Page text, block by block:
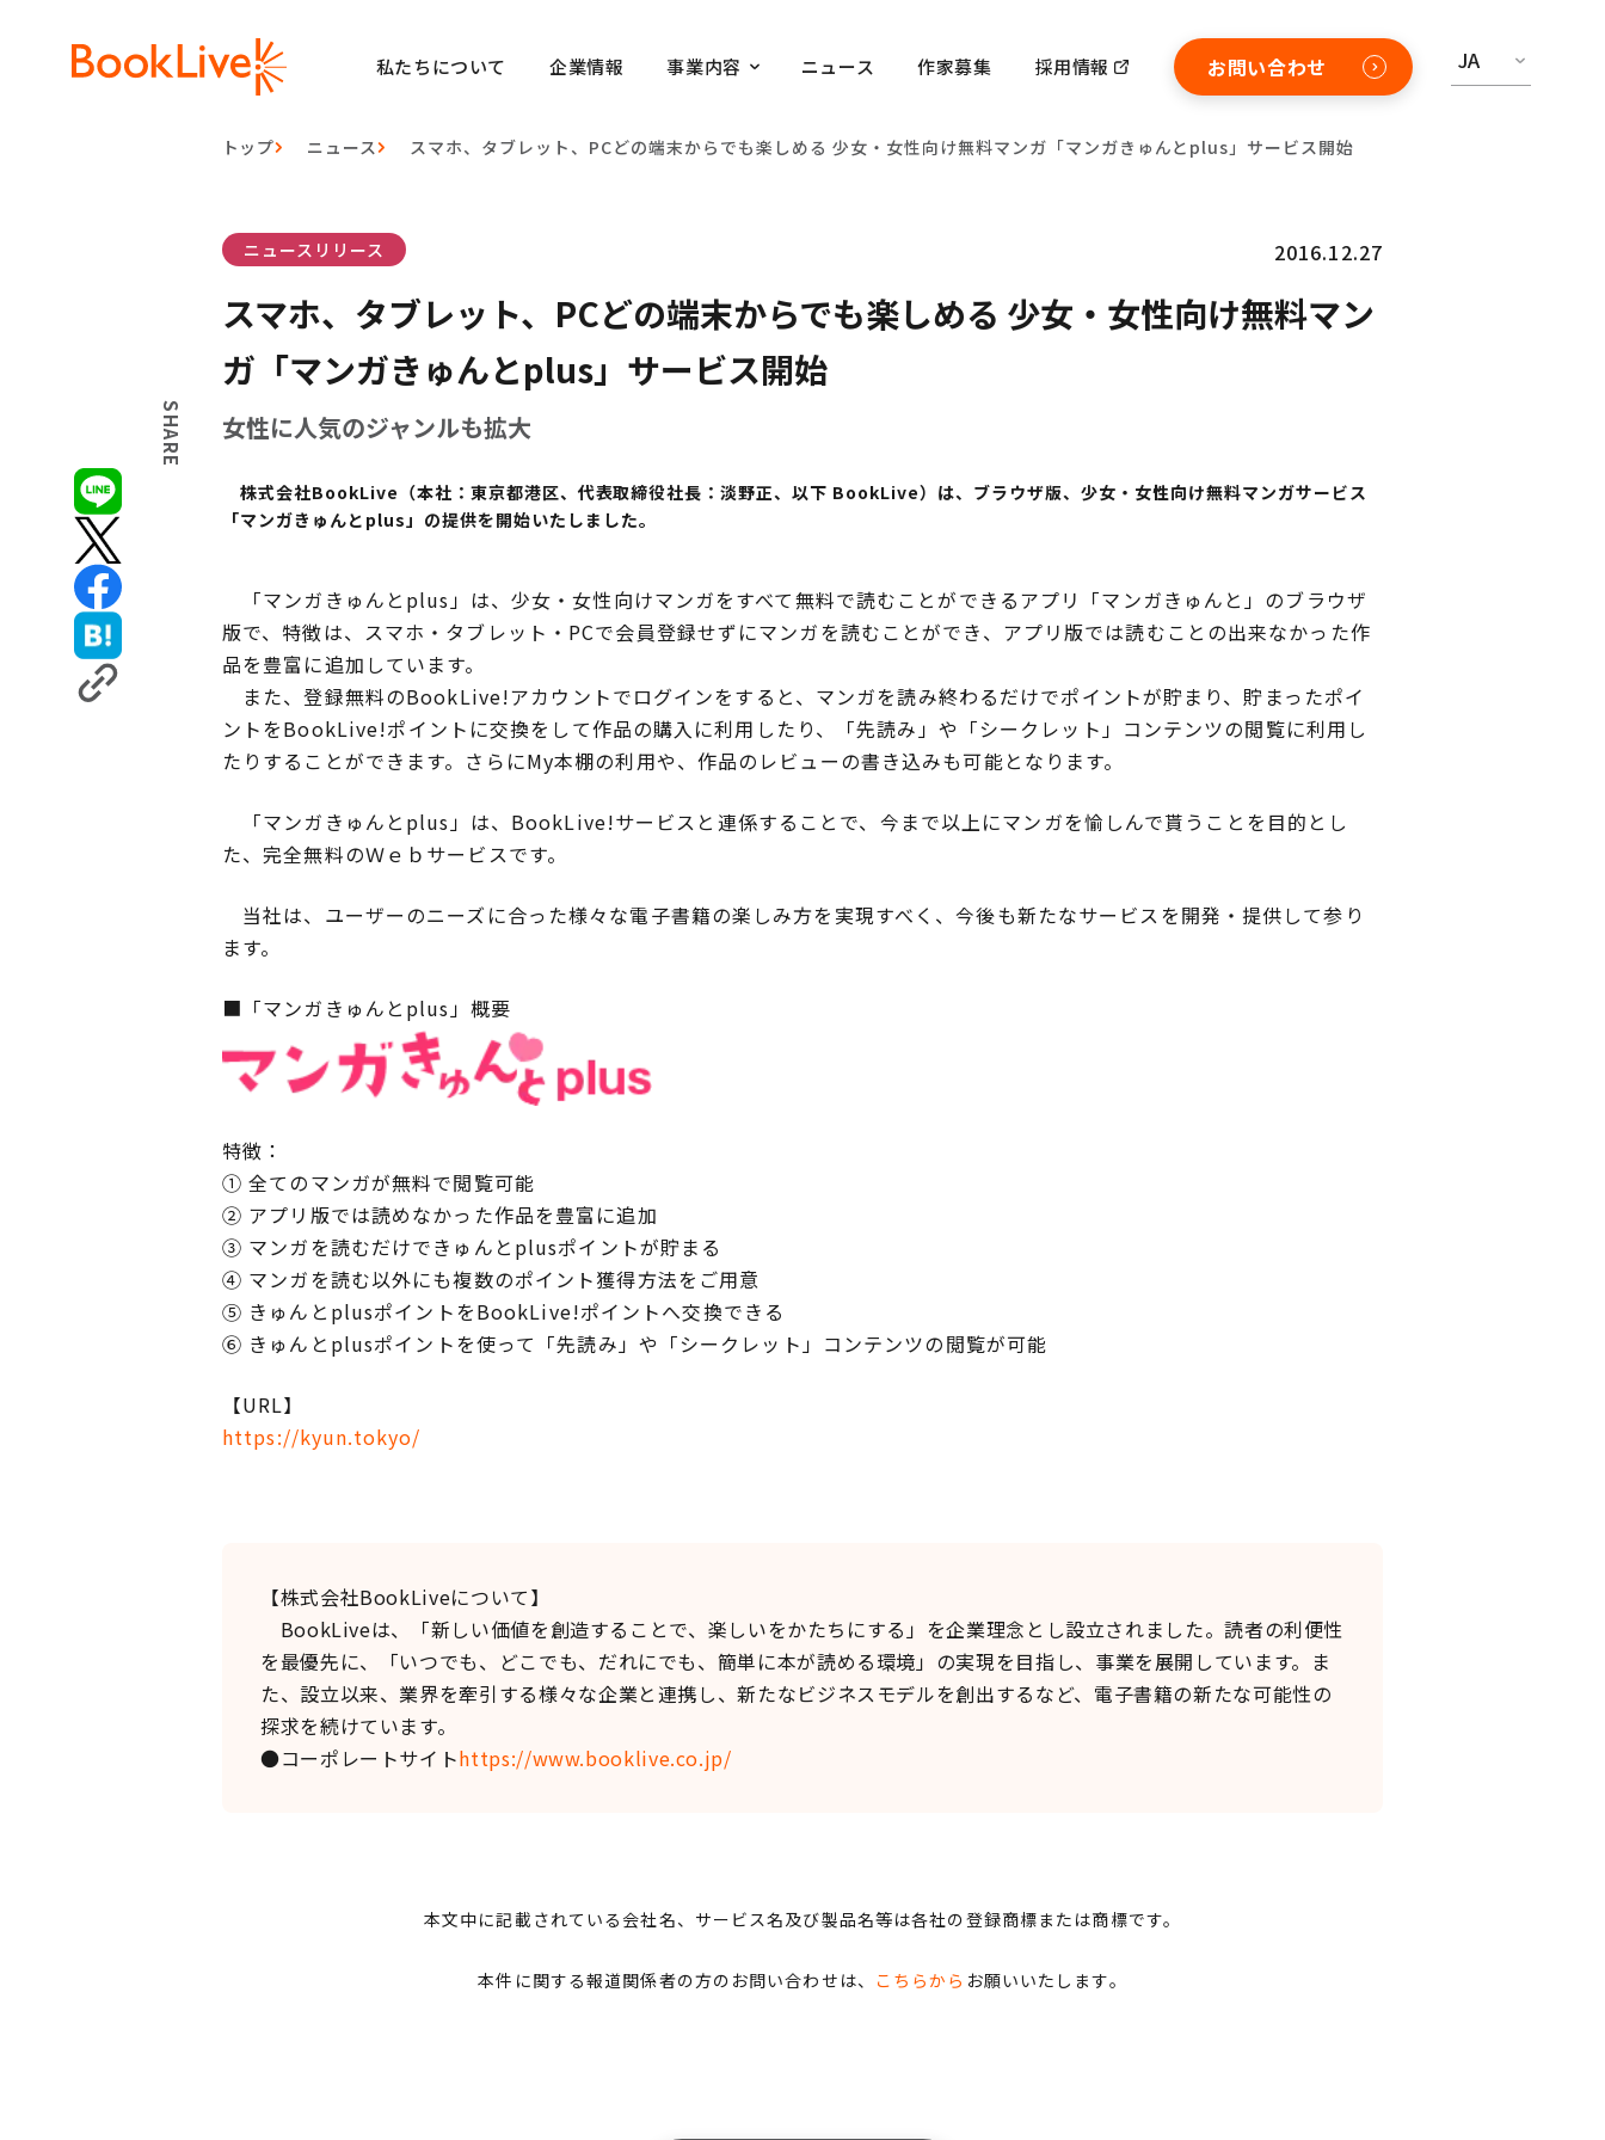
私たちについて 企業情報 事業内容 ニュース 作家募集 採用情報 お問い合わせ JA
トップ ニュース スマホ、タブレット、PCどの端末からでも楽しめる 少女・女性向け無料マンガ「マンガきゅんとplus」サービス開始
SHARE
ニュースリリース 2016.12.27
スマホ、タブレット、PCどの端末からでも楽しめる 少女・女性向け無料マン
ガ「マンガきゅんとplus」サービス開始
女性に人気のジャンルも拡大
株式会社BookLive（本社：東京都港区、代表取締役社長：淡野正、以下 BookLive）は、ブラウザ版、少女・女性向け無料マンガサービス
「マンガきゅんとplus」の提供を開始いたしました。
「マンガきゅんとplus」は、少女・女性向けマンガをすべて無料で読むことができるアプリ「マンガきゅんと」のブラウザ
版で、特徴は、スマホ・タブレット・PCで会員登録せずにマンガを読むことができ、アプリ版では読むことの出来なかった作
品を豊富に追加しています。
また、登録無料のBookLive!アカウントでログインをすると、マンガを読み終わるだけでポイントが貯まり、貯まったポイ
ントをBookLive!ポイントに交換をして作品の購入に利用したり、「先読み」や「シークレット」コンテンツの閲覧に利用し
たりすることができます。さらにMy本棚の利用や、作品のレビューの書き込みも可能となります。
「マンガきゅんとplus」は、BookLive!サービスと連係することで、今まで以上にマンガを愉しんで貰うことを目的とし
た、完全無料のＷｅｂサービスです。
当社は、ユーザーのニーズに合った様々な電子書籍の楽しみ方を実現すべく、今後も新たなサービスを開発・提供して参り
ます。
■「マンガきゅんとplus」概要
特徴：
① 全てのマンガが無料で閲覧可能
② アプリ版では読めなかった作品を豊富に追加
③ マンガを読むだけできゅんとplusポイントが貯まる
④ マンガを読む以外にも複数のポイント獲得方法をご用意
⑤ きゅんとplusポイントをBookLive!ポイントへ交換できる
⑥ きゅんとplusポイントを使って「先読み」や「シークレット」コンテンツの閲覧が可能
【URL】
https://kyun.tokyo/
【株式会社BookLiveについて】
BookLiveは、「新しい価値を創造することで、楽しいをかたちにする」を企業理念とし設立されました。読者の利便性
を最優先に、「いつでも、どこでも、だれにでも、簡単に本が読める環境」の実現を目指し、事業を展開しています。ま
た、設立以来、業界を牽引する様々な企業と連携し、新たなビジネスモデルを創出するなど、電子書籍の新たな可能性の
探求を続けています。
●コーポレートサイトhttps://www.booklive.co.jp/
本文中に記載されている会社名、サービス名及び製品名等は各社の登録商標または商標です。
本件に関する報道関係者の方のお問い合わせは、 こちらから お願いいたします。